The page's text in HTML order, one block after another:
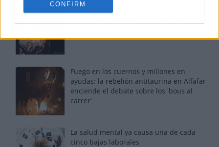
CONFIRM
Tom Jones demuestra en Madrid que su
Fuego en los cuernos y millones en
ayudas: la rebelión antitaurina en Alfafar
enciende el debate sobre los 'bous al
carrer'
La salud mental ya causa una de cada
cinco bajas laborales